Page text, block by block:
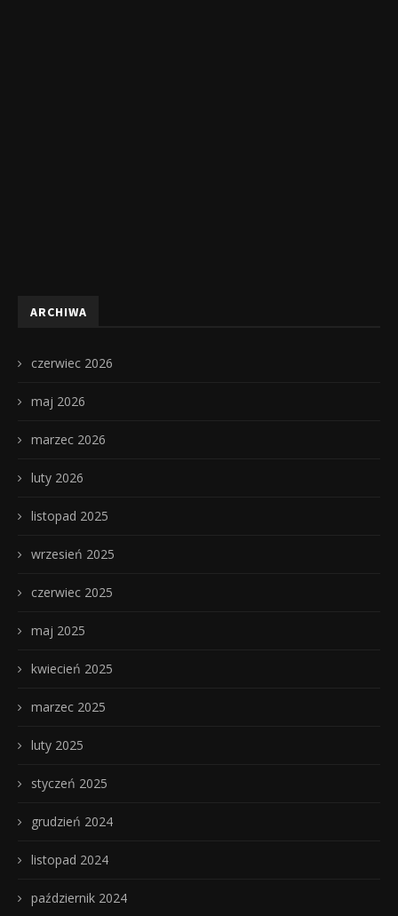
ARCHIWA
czerwiec 2026
maj 2026
marzec 2026
luty 2026
listopad 2025
wrzesień 2025
czerwiec 2025
maj 2025
kwiecień 2025
marzec 2025
luty 2025
styczeń 2025
grudzień 2024
listopad 2024
październik 2024